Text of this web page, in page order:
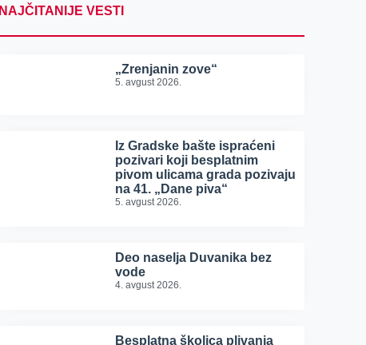
NAJČITANIJE VESTI
„Zrenjanin zove“
5. avgust 2026.
Iz Gradske bašte ispraćeni
pozivari koji besplatnim
pivom ulicama grada pozivaju
na 41. „Dane piva“
5. avgust 2026.
Deo naselja Duvanika bez
vode
4. avgust 2026.
Besplatna školica plivanja